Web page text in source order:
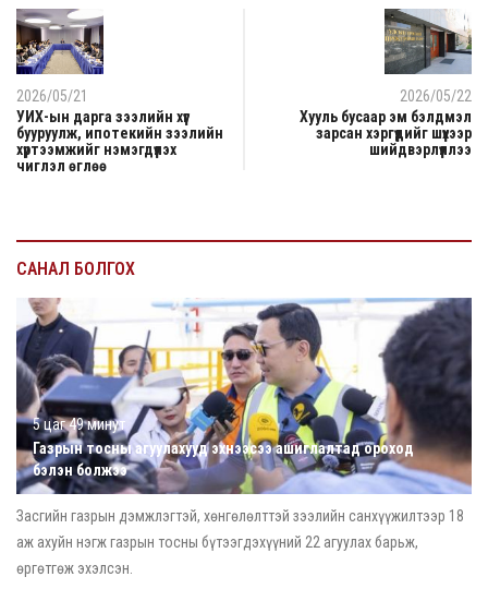
2026/05/21
УИХ-ын дарга зээлийн хүүг
бууруулж, ипотекийн зээлийн
хүртээмжийг нэмэгдүүлэх
чиглэл өглөө
2026/05/22
Хууль бусаар эм бэлдмэл
зарсан хэргүүдийг шүүхээр
шийдвэрлүүллээ
САНАЛ БОЛГОХ
5 цаг 49 минут
Газрын тосны агуулахууд эхнээсээ ашиглалтад ороход
бэлэн болжээ
Засгийн газрын дэмжлэгтэй, хөнгөлөлттэй зээлийн санхүүжилтээр 18
аж ахуйн нэгж газрын тосны бүтээгдэхүүний 22 агуулах барьж,
өргөтгөж эхэлсэн.